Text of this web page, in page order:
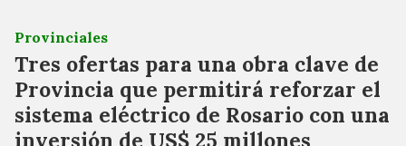
Tres ofertas para una obra clave de
Provincia que permitirá reforzar el
sistema eléctrico de Rosario con una
inversión de US$ 25 millones
Provinciales